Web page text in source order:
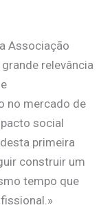
Associação
relevância
no mercado de
social
primeira
construir um
tempo que